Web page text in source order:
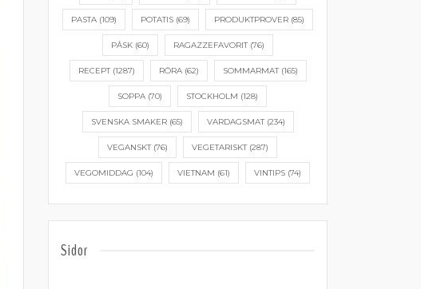
PASTA (109) POTATIS (69) PRODUKTPROVER (85)
PÅSK (60) RAGAZZEFAVORIT(76)
RECEPT(1287) RÖRA(62) SOMMARMAT(165)
SOPPA (70) STOCKHOLM (128)
SVENSKA SMAKER(65) VARDAGSMAT(234)
VEGANSKT(76) VEGETARISKT(287)
VEGOMIDDAG (104) VIETNAM (61) VINTIPS (74)
Sidor